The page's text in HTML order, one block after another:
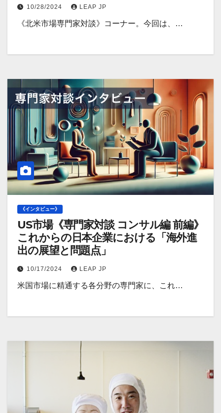
10/28/2024 LEAP JP
《北米市場専門家対談》コーナー。今回は、…
《インタビュー》
US市場《専門家対談 コンサル編 前編》
これからの日本企業における「海外進
出の展望と問題点」
10/17/2024 LEAP JP
米国市場に精通する各分野の専門家に、これ…